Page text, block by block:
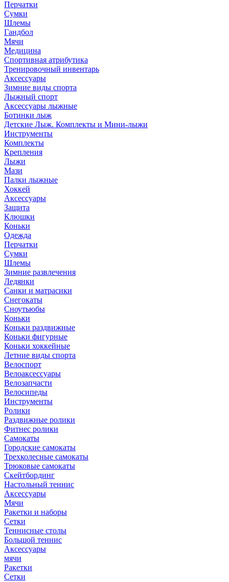
Перчатки
Сумки
Шлемы
Гандбол
Мячи
Медицина
Спортивная атрибутика
Тренировочный инвентарь
Аксессуары
Зимние виды спорта
Лыжный спорт
Аксессуары лыжные
Ботинки лыж
Детские Лыж. Комплекты и Мини-лыжи
Инструменты
Комплекты
Крепления
Лыжи
Мази
Палки лыжные
Хоккей
Аксессуары
Защита
Клюшки
Коньки
Одежда
Перчатки
Сумки
Шлемы
Зимние развлечения
Ледянки
Санки и матрасики
Снегокаты
Сноутьюбы
Коньки
Коньки раздвижные
Коньки фигурные
Коньки хоккейные
Летние виды спорта
Велоспорт
Велоаксессуары
Велозапчасти
Велосипеды
Инструменты
Ролики
Раздвижные ролики
Фитнес ролики
Самокаты
Городские самокаты
Трехколесные самокаты
Трюковые самокаты
Скейтбординг
Настольный теннис
Аксессуары
Мячи
Ракетки и наборы
Сетки
Теннисные столы
Большой теннис
Аксессуары
мячи
Ракетки
Сетки